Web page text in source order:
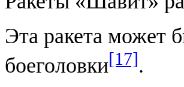
Эта ракета может
боеголовки[17].